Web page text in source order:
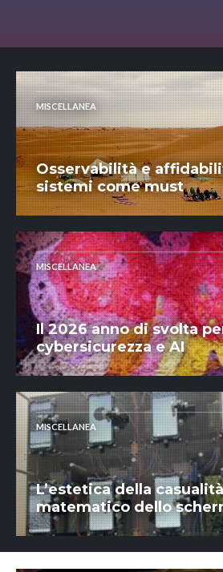
MISCELLANEA
Osservabilità e
sistemi come must
MISCELLANEA
Il 2026 anno di svolta
cybersicurezza e AI
MISCELLANEA
L’estetica della
matematico dello